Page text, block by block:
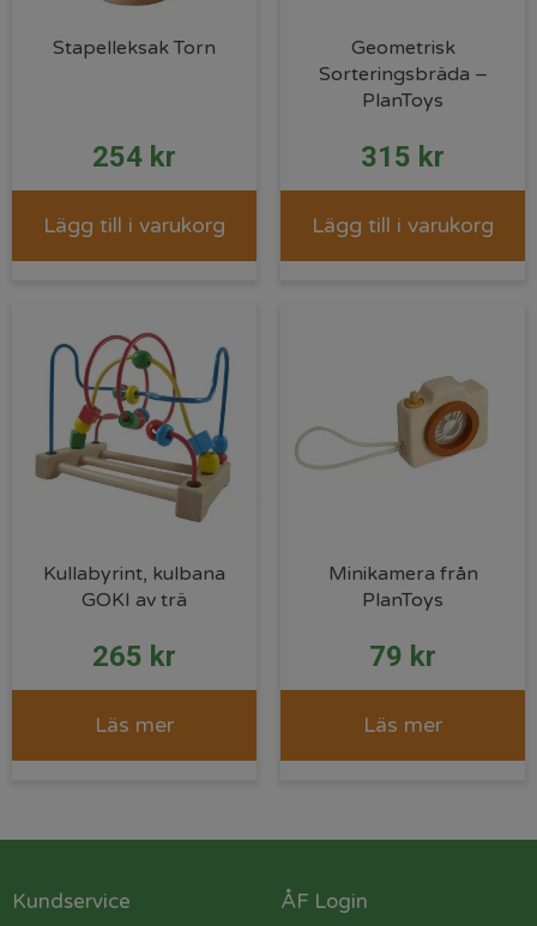
Stapelleksak Torn
254 kr
Lägg till i varukorg
Geometrisk
Sorteringsbräda –
PlanToys
315 kr
Lägg till i varukorg
Kullabyrint, kulbana
GOKI av trä
265 kr
Läs mer
Minikamera från
PlanToys
79 kr
Läs mer
Kundservice ÅF Login